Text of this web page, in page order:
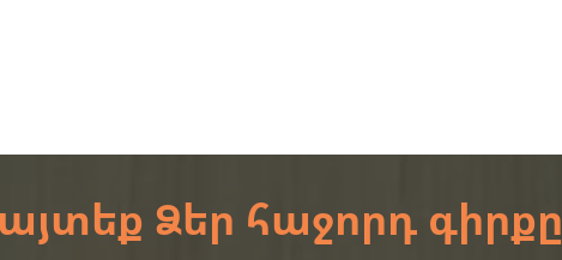
Ձեր հաջորդ գիրքը